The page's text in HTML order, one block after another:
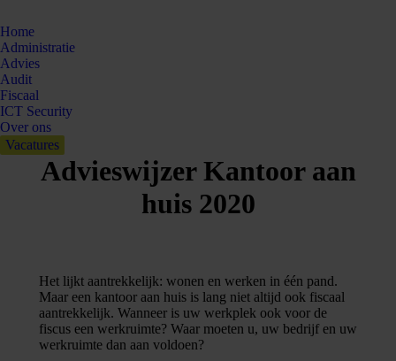
Home
Administratie
Advies
Audit
Fiscaal
ICT Security
Over ons
Vacatures
Advieswijzer Kantoor aan
huis 2020
Het lijkt aantrekkelijk: wonen en werken in één pand.
Maar een kantoor aan huis is lang niet altijd ook fiscaal
aantrekkelijk. Wanneer is uw werkplek ook voor de
fiscus een werkruimte? Waar moeten u, uw bedrijf en uw
werkruimte dan aan voldoen?